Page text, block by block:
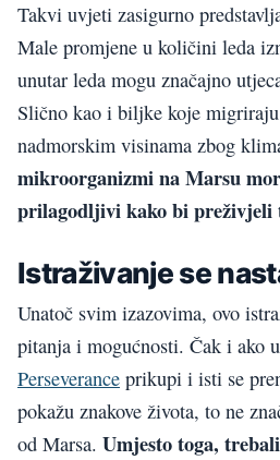
Takvi uvjeti zasigurno
Male promjene u količini leda
unutar leda mogu značajno
Slično kao i biljke koje
nadmorskim visinama zbog
mikroorganizmi na Marsu
prilagodljivi kako bi preživjeli
Istraživanje se
Unatoč svim izazovima, ovo
pitanja i mogućnosti. Čak i ako
Perseverance prikupi i isti se
pokažu znakove života, to ne
od Marsa. Umjesto toga,